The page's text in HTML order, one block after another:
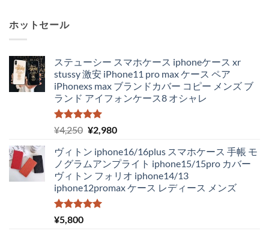
ホットセール
ステューシー スマホケース iphoneケース xr
stussy 激安 iPhone11 pro max ケース ペア
iPhonexs max ブランドカバー コピー メンズ ブ
ランド アイフォンケース8 オシャレ
5段階中
5.00
の評価
¥4,250 元
価
格
は
¥4,250
で
¥2,980現
の
価
格
は
ヴィトン iphone16/16plus スマホケース 手帳 モ
ノグラムアンプライト iphone15/15pro カバー
ヴィトン フォリオ iphone14/13
iphone12promax ケース レディース メンズ
5段階中
5.00
¥5,800